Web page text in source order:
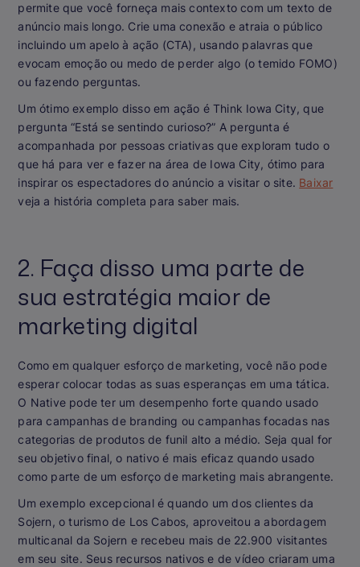
permite que você forneça mais contexto com um texto de
anúncio mais longo. Crie uma conexão e atraia o público
incluindo um apelo à ação (CTA), usando palavras que
evocam emoção ou medo de perder algo (o temido FOMO)
ou fazendo perguntas.
Um ótimo exemplo disso em ação é Think Iowa City, que
pergunta “Está se sentindo curioso?” A pergunta é
acompanhada por pessoas criativas que exploram tudo o
que há para ver e fazer na área de Iowa City, ótimo para
inspirar os espectadores do anúncio a visitar o site. Baixar
veja a história completa para saber mais.
2. Faça disso uma parte de
sua estratégia maior de
marketing digital
Como em qualquer esforço de marketing, você não pode
esperar colocar todas as suas esperanças em uma tática.
O Native pode ter um desempenho forte quando usado
para campanhas de branding ou campanhas focadas nas
categorias de produtos de funil alto a médio. Seja qual for
seu objetivo final, o nativo é mais eficaz quando usado
como parte de um esforço de marketing mais abrangente.
Um exemplo excepcional é quando um dos clientes da
Sojern, o turismo de Los Cabos, aproveitou a abordagem
multicanal da Sojern e recebeu mais de 22.900 visitantes
em seu site. Seus recursos nativos e de vídeo criaram uma